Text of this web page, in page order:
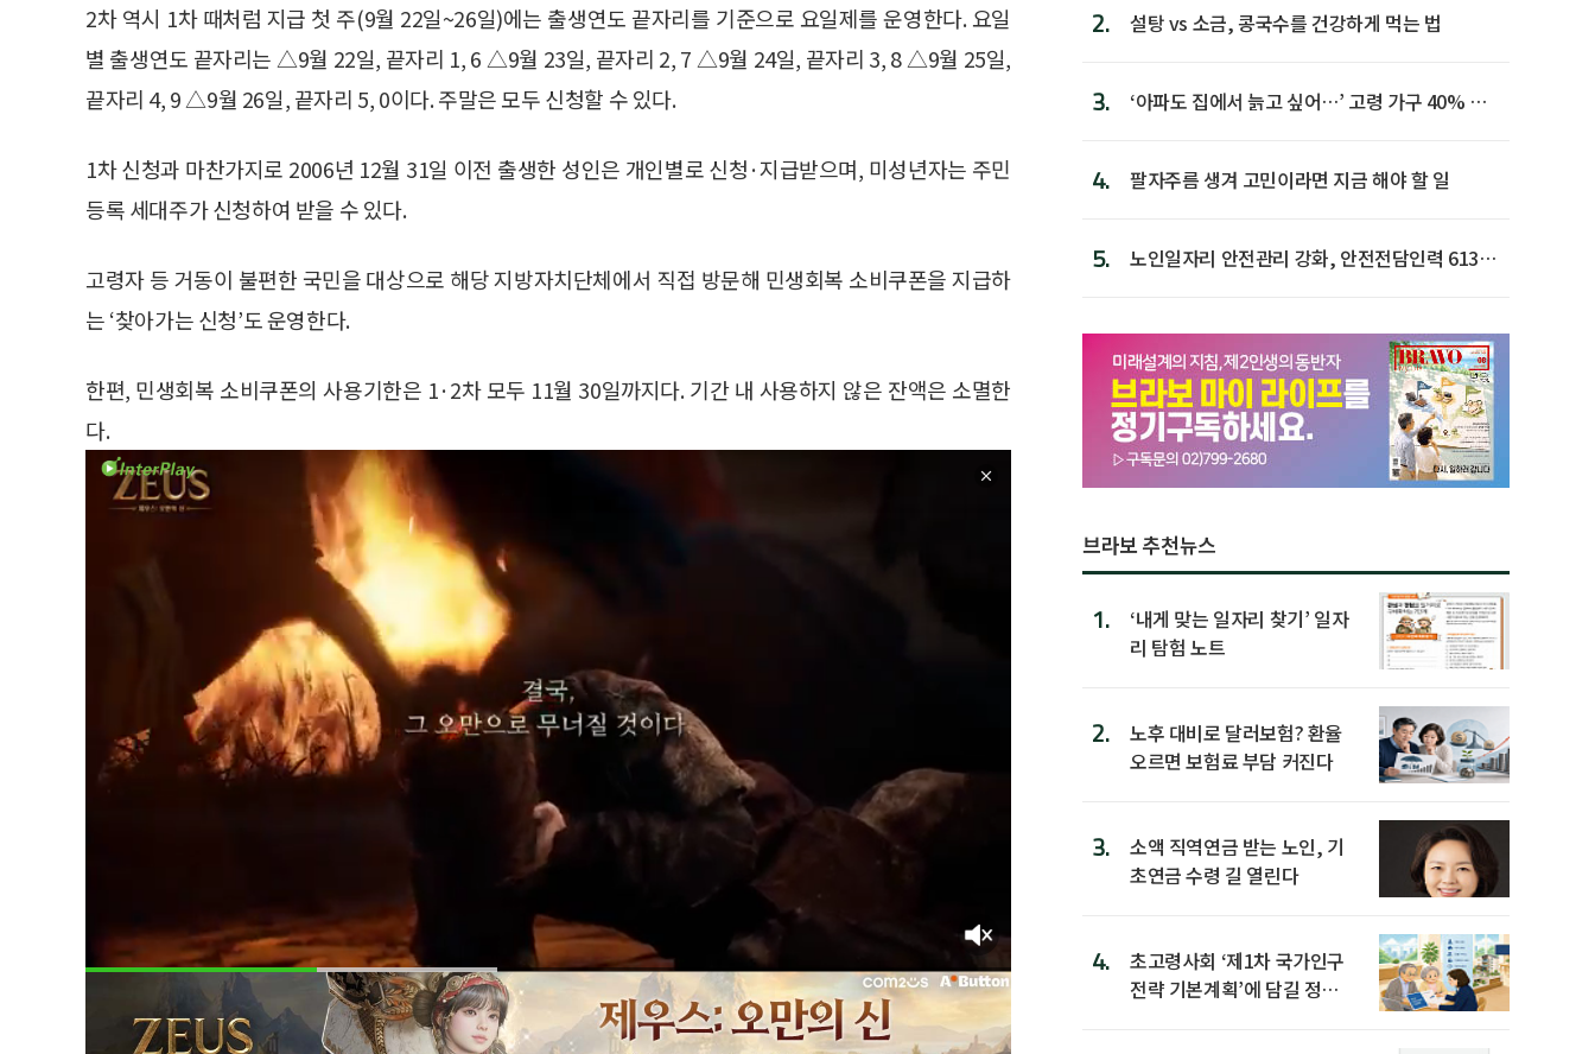
2차 역시 1차 때처럼 지급 첫 주(9월 22일~26일)에는 출생연도 끝자리를 기준으로 요일제를 운영한다. 요일
별 출생연도 끝자리는 △9월 22일, 끝자리 1, 6 △9월 23일, 끝자리 2, 7 △9월 24일, 끝자리 3, 8 △9월 25일,
끝자리 4, 9 △9월 26일, 끝자리 5, 0이다. 주말은 모두 신청할 수 있다.
1차 신청과 마찬가지로 2006년 12월 31일 이전 출생한 성인은 개인별로 신청·지급받으며, 미성년자는 주민
등록 세대주가 신청하여 받을 수 있다.
고령자 등 거동이 불편한 국민을 대상으로 해당 지방자치단체에서 직접 방문해 민생회복 소비쿠폰을 지급하
는 ‘찾아가는 신청’도 운영한다.
한편, 민생회복 소비쿠폰의 사용기한은 1·2차 모두 11월 30일까지다. 기간 내 사용하지 않은 잔액은 소멸한
다.
2. 설탕 vs 소금, 콩국수를 건강하게 먹는 법
3.
‘아파도 집에서 늙고 싶어…’ 고령 가구 40% 노
4. 팔자주름 생겨 고민이라면 지금 해야 할 일
5.
노인일자리 안전관리 강화, 안전전담인력 613명
브라보 추천뉴스
1.
‘내게 맞는 일자리 찾기’ 일자
리 탐험 노트
2.
노후 대비로 달러보험? 환율
오르면 보험료 부담 커진다
3.
소액 직역연금 받는 노인, 기
초연금 수령 길 열린다
4.
초고령사회 ‘제1차 국가인구
전략 기본계획’에 담길 정책